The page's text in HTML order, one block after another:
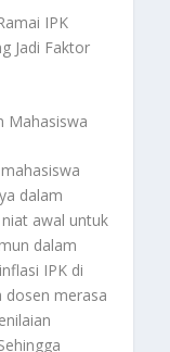
IPK
Jadi Faktor
Mahasiswa
dalam
awal untuk
dalam
IPK di
dosen merasa